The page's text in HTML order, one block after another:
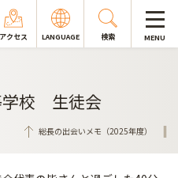
アクセス LANGUAGE 検索 MENU
学校 生徒会
総長の出会いメモ（2025年度）